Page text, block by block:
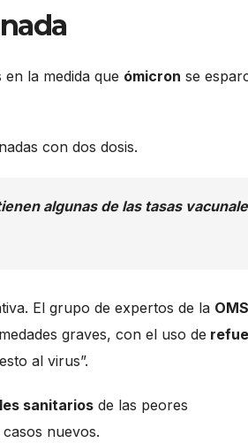
la medida que ómicron se
con dos dosis.
algunas de las tasas
El grupo de expertos de la OMS
graves, con el uso de
al virus”.
sanitarios de las peores
nuevos.